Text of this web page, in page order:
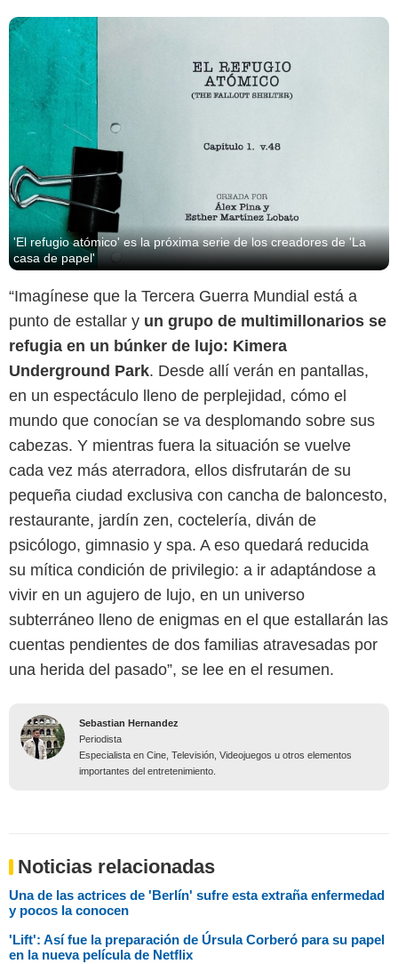
'El refugio atómico' es la próxima serie de los creadores de 'La
casa de papel'
“Imagínese que la Tercera Guerra Mundial está a
punto de estallar y un grupo de multimillonarios se
refugia en un búnker de lujo: Kimera
Underground Park. Desde allí verán en pantallas,
en un espectáculo lleno de perplejidad, cómo el
mundo que conocían se va desplomando sobre sus
cabezas. Y mientras fuera la situación se vuelve
cada vez más aterradora, ellos disfrutarán de su
pequeña ciudad exclusiva con cancha de baloncesto,
restaurante, jardín zen, coctelería, diván de
psicólogo, gimnasio y spa. A eso quedará reducida
su mítica condición de privilegio: a ir adaptándose a
vivir en un agujero de lujo, en un universo
subterráneo lleno de enigmas en el que estallarán las
cuentas pendientes de dos familias atravesadas por
una herida del pasado”, se lee en el resumen.
Sebastian Hernandez
Periodista
Especialista en Cine, Televisión, Videojuegos u otros elementos
importantes del entretenimiento.
Noticias relacionadas
Una de las actrices de 'Berlín' sufre esta extraña enfermedad
y pocos la conocen
'Lift': Así fue la preparación de Úrsula Corberó para su papel
en la nueva película de Netflix